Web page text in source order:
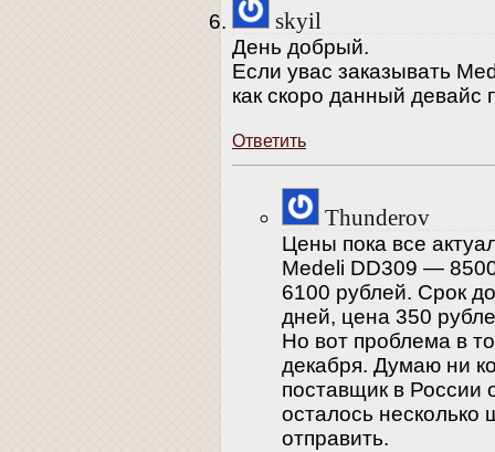
skyil
День добрый.
Если увас заказывать
как скоро данный девайс
Ответить
Thunderov
Цены пока все
Medeli DD309 —
6100 рублей. Срок
дней, цена 350
Но вот проблема в
декабря. Думаю ни
поставщик в
осталось
отправить.